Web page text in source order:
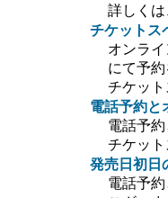
詳しく
チケットス
オンラ
にて予約
チケッ
電話予約と
電話予
チケッ
発売日初日
電話予